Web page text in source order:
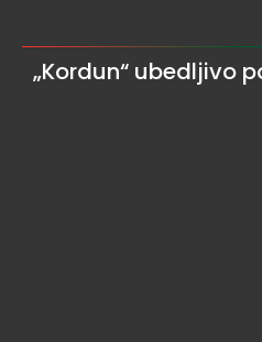
„Kordun“ ubedljivo